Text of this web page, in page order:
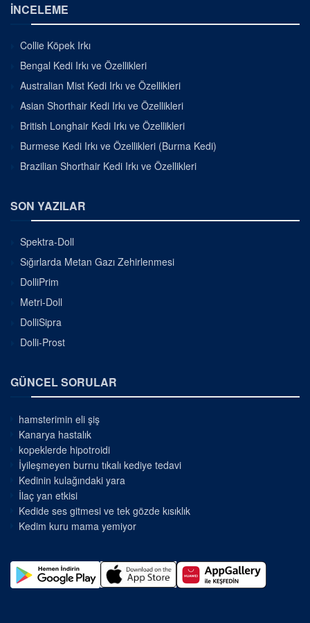
İNCELEME
Collie Köpek Irkı
Bengal Kedi Irkı ve Özellikleri
Australian Mist Kedi Irkı ve Özellikleri
Asian Shorthair Kedi Irkı ve Özellikleri
British Longhair Kedi Irkı ve Özellikleri
Burmese Kedi Irkı ve Özellikleri (Burma Kedi)
Brazilian Shorthair Kedi Irkı ve Özellikleri
SON YAZILAR
Spektra-Doll
Sığırlarda Metan Gazı Zehirlenmesi
DolliPrim
Metri-Doll
DolliSipra
Dolli-Prost
GÜNCEL SORULAR
hamsterimin eli şiş
Kanarya hastalık
kopeklerde hipotroidi
İyileşmeyen burnu tıkalı kediye tedavi
Kedinin kulağındaki yara
İlaç yan etkisi
Kedide ses gitmesi ve tek gözde kısıklık
Kedim kuru mama yemiyor